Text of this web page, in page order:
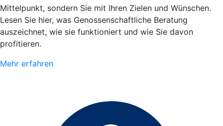
Mittelpunkt, sondern Sie mit Ihren Zielen und Wünschen.
Lesen Sie hier, was Genossenschaftliche Beratung
auszeichnet, wie sie funktioniert und wie Sie davon
profitieren.
Mehr erfahren